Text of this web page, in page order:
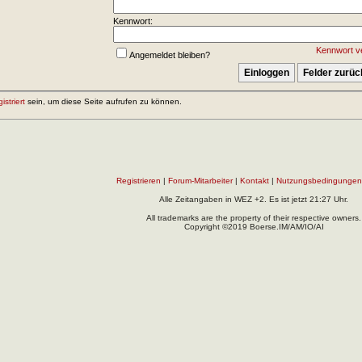
Kennwort:
Kennwort
Angemeldet bleiben?
sein, um diese Seite aufrufen zu können.
Registrieren Forum-Mitarbeiter| Kontakt Nutzungsbedingungen
Alle Zeitangaben in WEZ +2. Es ist jetzt 21:27 Uhr.
All trademarks are the property of their respective owners.
Copyright ©2019 Boerse.IM/AM/IO/AI